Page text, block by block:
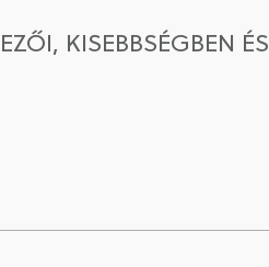
KISEBBSÉGBEN ÉS